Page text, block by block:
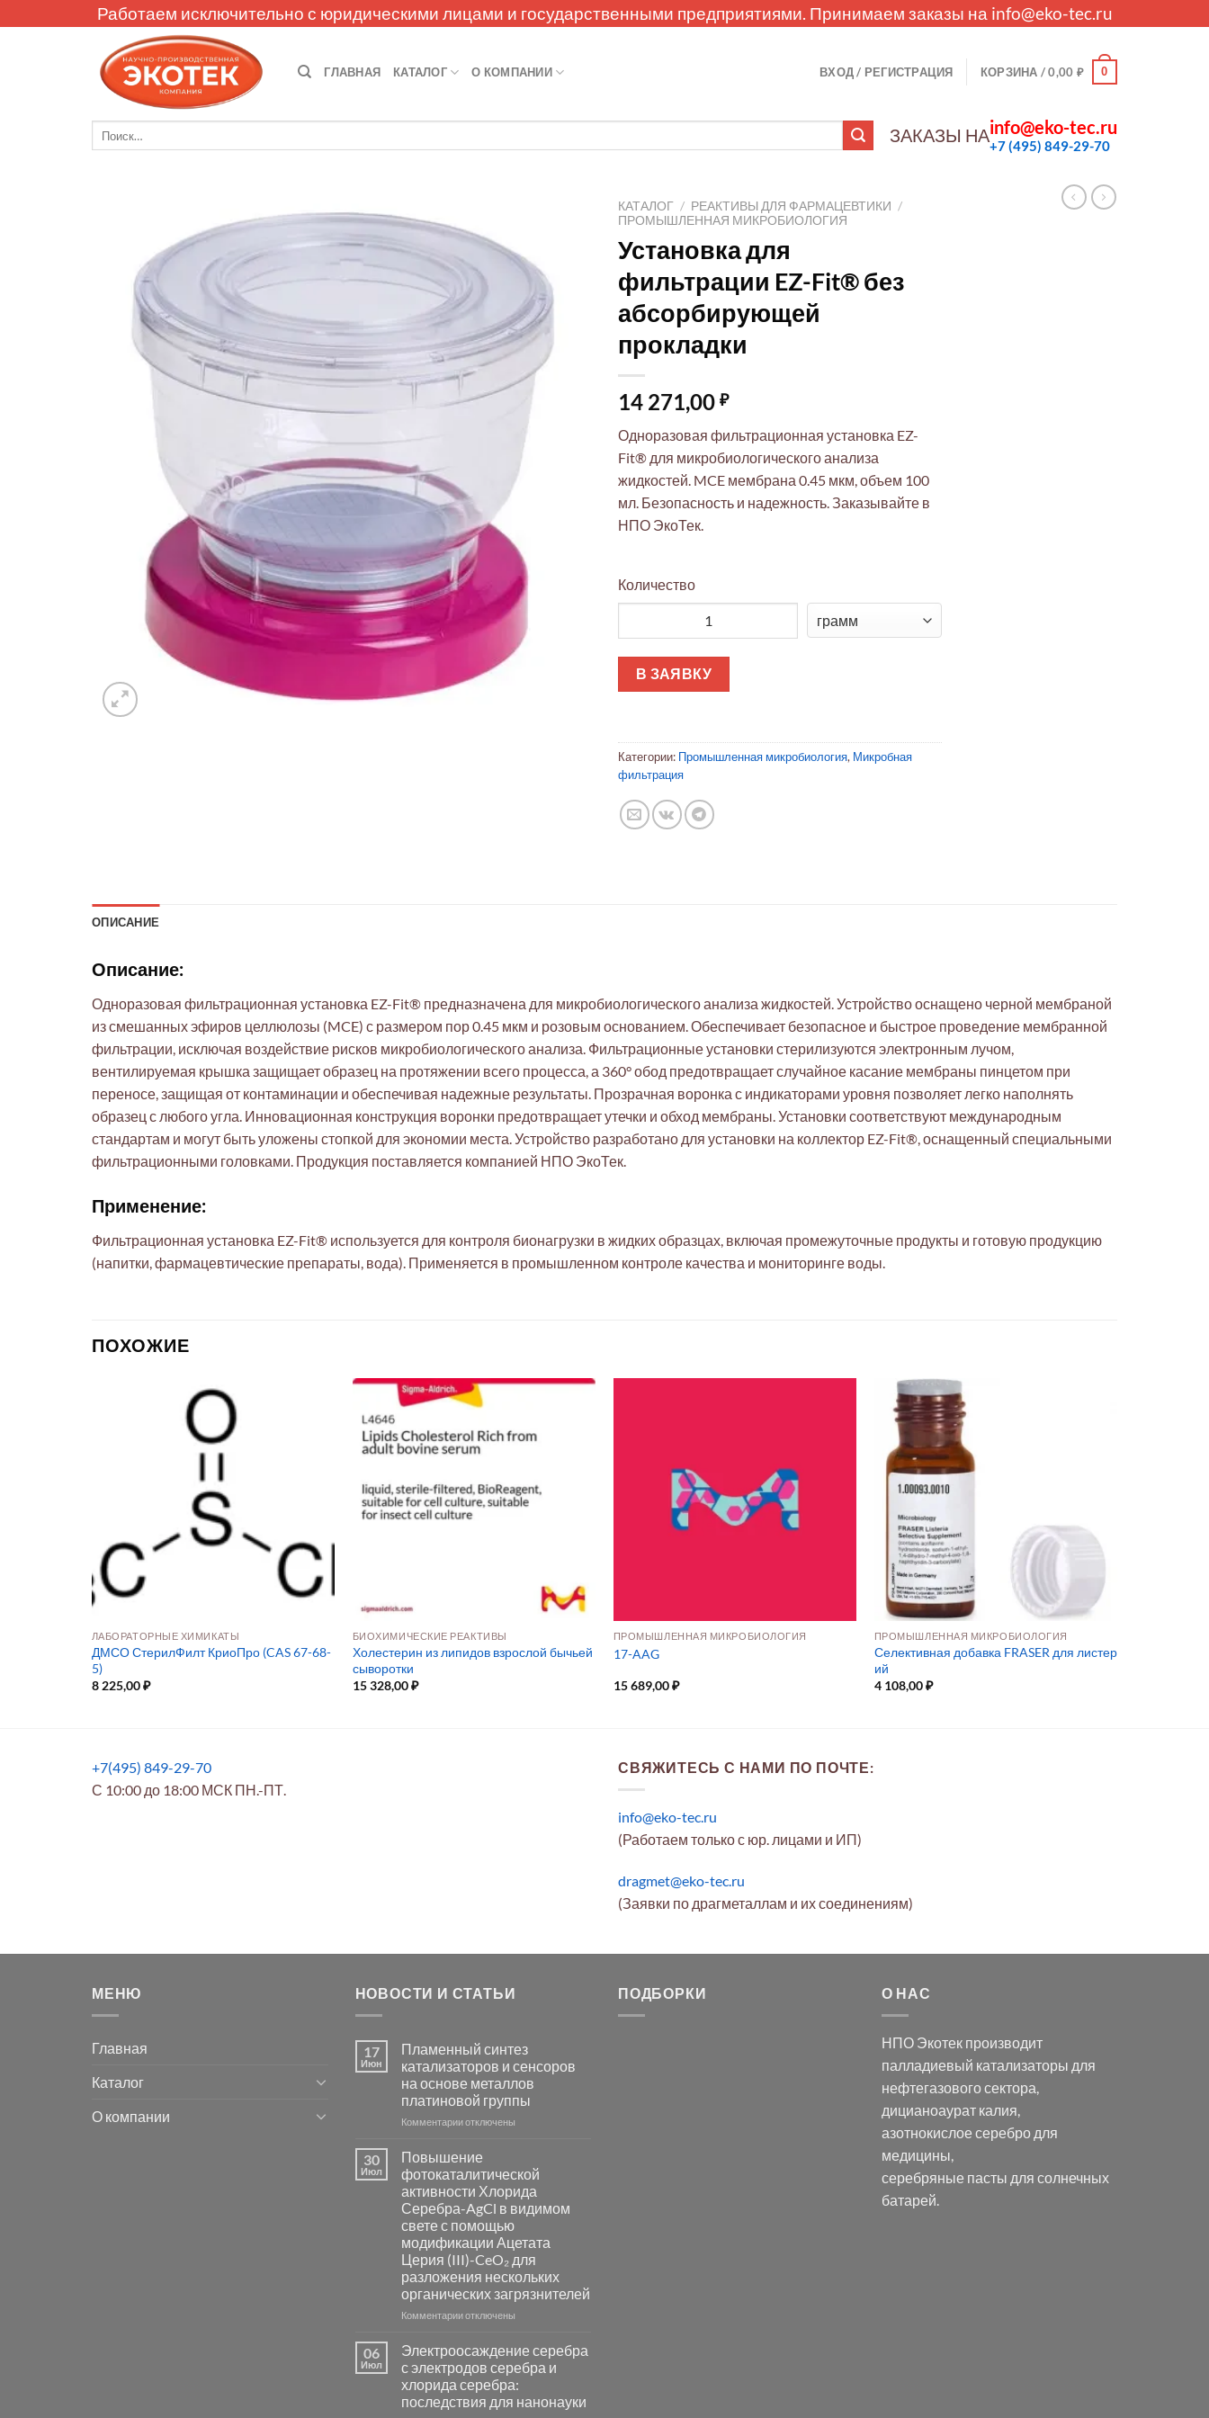
to
Работаем исключительно с юридическими лицами и государственными предприятиями. Принимаем заказы на info@eko-tec.ru
ГЛАВНАЯ КАТАЛОГ О КОМПАНИИ ВХОД / РЕГИСТРАЦИЯ КОРЗИНА /0,00 ₽ 0
ЗАКАЗЫ НАinfo@eko-tec.ru
+7 (495) 849-29-70
КАТАЛОГ / РЕАКТИВЫ ДЛЯ ФАРМАЦЕВТИКИ /
ПРОМЫШЛЕННАЯ МИКРОБИОЛОГИЯ
Установка для
фильтрации EZ-Fit® без
абсорбирующей
прокладки
14 271,00 ₽
Одноразовая фильтрационная установка EZ-
Fit® для микробиологического анализа
жидкостей. MCE мембрана 0.45 мкм, объем 100
мл. Безопасность и надежность. Заказывайте в
НПО ЭкоТек.
Количество
В ЗАЯВКУ
Категории: Промышленная микробиология, Микробная
фильтрация
ОПИСАНИЕ
Описание:
Одноразовая фильтрационная установка EZ-Fit® предназначена для микробиологического анализа жидкостей. Устройство оснащено черной мембраной
из смешанных эфиров целлюлозы (MCE) с размером пор 0.45 мкм и розовым основанием. Обеспечивает безопасное и быстрое проведение мембранной
фильтрации, исключая воздействие рисков микробиологического анализа. Фильтрационные установки стерилизуются электронным лучом,
вентилируемая крышка защищает образец на протяжении всего процесса, а 360° обод предотвращает случайное касание мембраны пинцетом при
переносе, защищая от контаминации и обеспечивая надежные результаты. Прозрачная воронка с индикаторами уровня позволяет легко наполнять
образец с любого угла. Инновационная конструкция воронки предотвращает утечки и обход мембраны. Установки соответствуют международным
стандартам и могут быть уложены стопкой для экономии места. Устройство разработано для установки на коллектор EZ-Fit®, оснащенный специальными
фильтрационными головками. Продукция поставляется компанией НПО ЭкоТек.
Применение:
Фильтрационная установка EZ-Fit® используется для контроля бионагрузки в жидких образцах, включая промежуточные продукты и готовую продукцию
(напитки, фармацевтические препараты, вода). Применяется в промышленном контроле качества и мониторинге воды.
ПОХОЖИЕ
ЛАБОРАТОРНЫЕ ХИМИКАТЫ
ДМСО СтерилФилт КриоПро (CAS 67-68-
5)
8 225,00₽
БИОХИМИЧЕСКИЕ РЕАКТИВЫ
Холестерин из липидов взрослой бычьей
сыворотки
15 328,00₽
ПРОМЫШЛЕННАЯ МИКРОБИОЛОГИЯ
17-AAG
15 689,00₽
ПРОМЫШЛЕННАЯ МИКРОБИОЛОГИЯ
Селективная добавка FRASER для листер
ий
4 108,00₽
+7(495) 849-29-70
С 10:00 до 18:00 МСК ПН.-ПТ.
СВЯЖИТЕСЬ С НАМИ ПО ПОЧТЕ:
info@eko-tec.ru
(Работаем только с юр. лицами и ИП)
dragmet@eko-tec.ru
(Заявки по драгметаллам и их соединениям)
МЕНЮ
Главная
Каталог
О компании
НОВОСТИ И СТАТЬИ
17
Июн
Пламенный синтез
катализаторов и сенсоров
на основе металлов
платиновой группы
Комментариик
синтез
катализаторов
и
сенсоров
на
основе
металлов
платиновой
группы
отключены
30
Июл
Повышение
фотокаталитической
активности Хлорида
Серебра-AgCl в видимом
свете с помощью
модификации Ацетата
Церия (III)-CeO₂ для
разложения нескольких
органических загрязнителей
Комментариик
фотокаталитической
активности
Хлорида
Серебра-
отключены
06
Июл
Электроосаждение серебра
с электродов серебра и
хлорида серебра:
последствия для нанонауки
ПОДБОРКИ О НАС
НПО Экотек производит
палладиевый катализаторы для
нефтегазового сектора,
дицианоаурат калия,
азотнокислое серебродля
медицины,
серебряные пасты для солнечных
батарей.